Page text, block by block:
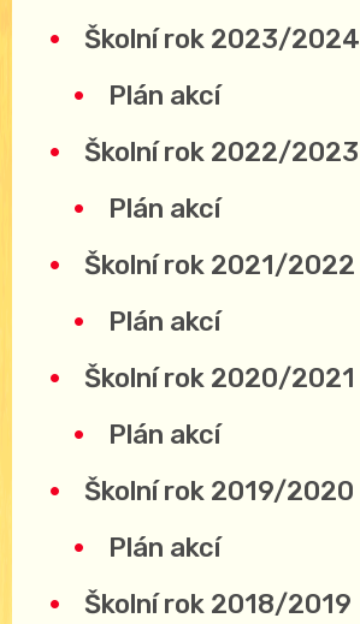
Školní rok 2023/2024
Plán akcí
Školní rok 2022/2023
Plán akcí
Školní rok 2021/2022
Plán akcí
Školní rok 2020/2021
Plán akcí
Školní rok 2019/2020
Plán akcí
Školní rok 2018/2019